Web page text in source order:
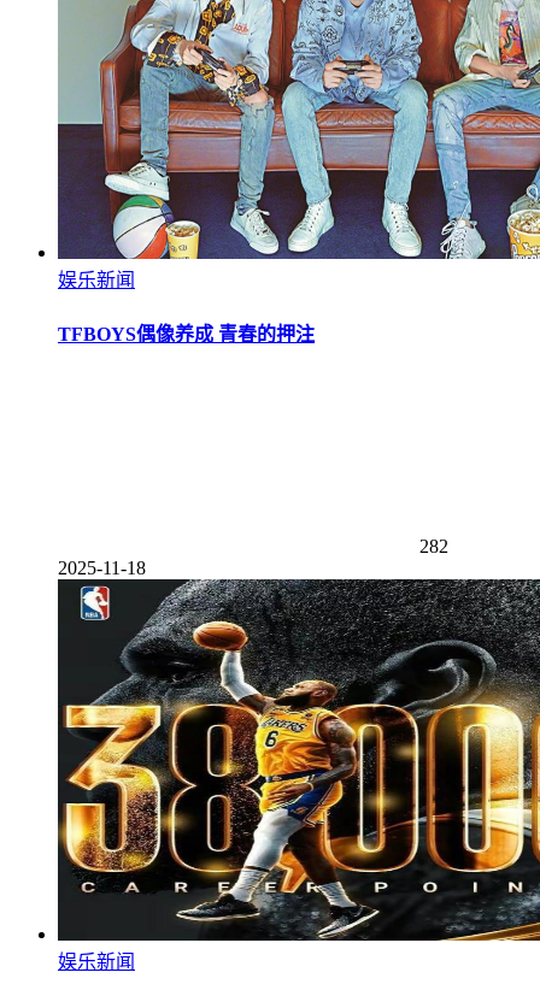
娱乐新闻
TFBOYS偶像养成 青春的押注
282
2025-11-18
娱乐新闻